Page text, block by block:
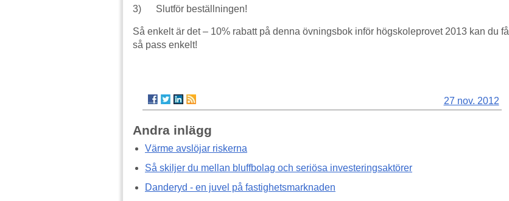
3) Slutför beställningen!
Så enkelt är det – 10% rabatt på denna övningsbok inför högskoleprovet 2013 kan du få
så pass enkelt!
27 nov. 2012
Andra inlägg
Värme avslöjar riskerna
Så skiljer du mellan bluffbolag och seriösa investeringsaktörer
Danderyd - en juvel på fastighetsmarknaden